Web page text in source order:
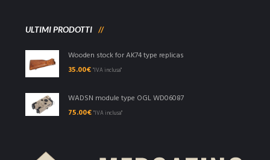
ULTIMI PRODOTTI
Wooden stock for AK74 type replicas
35.00€ "IVA inclusa"
WADSN module type OGL WD06087
75.00€ "IVA inclusa"